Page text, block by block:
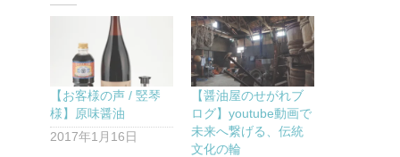
【お客様の声 / 竪琴
様】原味醤油
2017年1月16日
【醤油屋のせがれブ
ログ】youtube動画で
未来へ繋げる、伝統
文化の輪